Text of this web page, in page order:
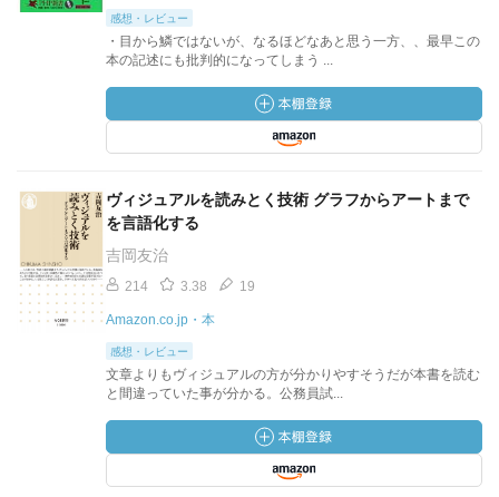
感想・レビュー
・目から鱗ではないが、なるほどなあと思う一方、、最早この
本の記述にも批判的になってしまう ...
ヴィジュアルを読みとく技術 グラフからアートまで
を言語化する
吉岡友治
214 3.38 19
Amazon.co.jp・本
感想・レビュー
文章よりもヴィジュアルの方が分かりやすそうだが本書を読む
と間違っていた事が分かる。公務員試...